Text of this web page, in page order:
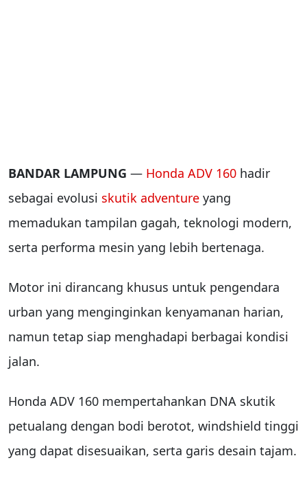
BANDAR LAMPUNG — Honda ADV 160 hadir
sebagai evolusi skutik adventure yang
memadukan tampilan gagah, teknologi modern,
serta performa mesin yang lebih bertenaga.
Motor ini dirancang khusus untuk pengendara
urban yang menginginkan kenyamanan harian,
namun tetap siap menghadapi berbagai kondisi
jalan.
Honda ADV 160 mempertahankan DNA skutik
petualang dengan bodi berotot, windshield tinggi
yang dapat disesuaikan, serta garis desain tajam.